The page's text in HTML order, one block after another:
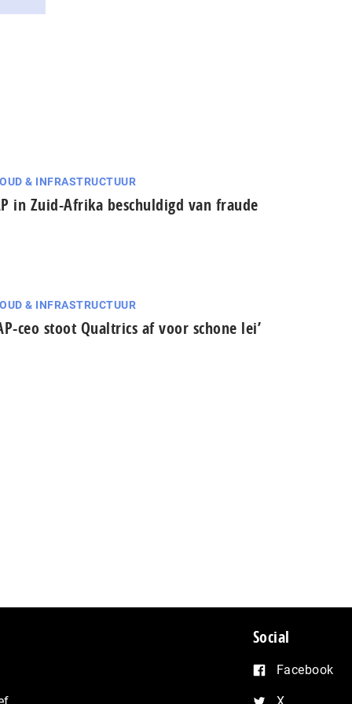
& INFRASTRUCTUUR
in Zuid-Afrika beschuldigd van fraude
& INFRASTRUCTUUR
ceo stoot Qualtrics af voor schone lei’
Social
Facebook